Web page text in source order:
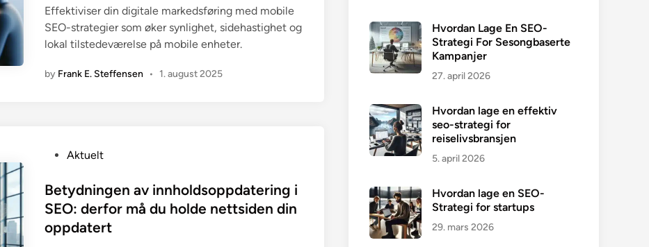
i
n
Effektiviser din digitale markedsføring med mobile
SEO-strategier som øker synlighet, sidehastighet og
lokal tilstedeværelse på mobile enheter.
by Frank E. Steffensen • 1. august 2025
s
t
d
Aktuelt
Betydningen av innholdsoppdatering i
SEO: derfor må du holde nettsiden din
oppdatert
Hvordan Lage En SEO-
Strategi For Sesongbaserte
Kampanjer
27. april 2026
Hvordan lage en effektiv
seo-strategi for
reiselivsbransjen
5. april 2026
Hvordan lage en SEO-
Strategi for startups
29. mars 2026